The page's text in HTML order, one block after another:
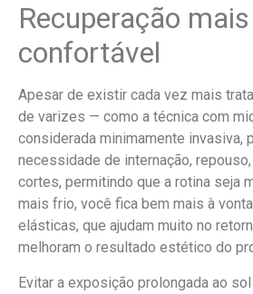
Recuperação mais
confortável
Apesar de existir cada vez mais
de varizes — como a técnica com
considerada minimamente invasiva,
necessidade de internação,
cortes, permitindo que a rotina seja
mais frio, você fica bem mais à
elásticas, que ajudam muito no
melhoram o resultado estético do
Evitar a exposição prolongada ao